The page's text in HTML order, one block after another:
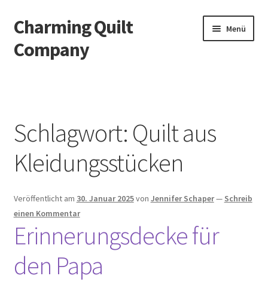
Zur
Navigation
springen
Zum
Inhalt
springen
Charming Quilt
Company
Menü
Blog
Datenschutzbelehrung
Datenschutzerklärung
Impressum
Impressum
Schlagwort: Quilt aus
Kleidungsstücken
Veröffentlicht am 30. Januar 2025von Jennifer Schaper— Schreib
einen Kommentar
Erinnerungsdecke für
den Papa